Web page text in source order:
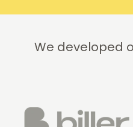
We developed